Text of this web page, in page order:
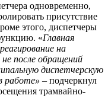
одновременно,
присутствие
этого, диспетчеры
«Главная
на
после обращений
диспетчерскую
работе» – подчеркнул
трамвайно-